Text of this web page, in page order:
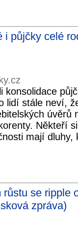
i půjčky celé
konsolidace
lidí stále neví,
úvěrů
Někteří
mají dluhy,
růstu se ripple
zpráva)